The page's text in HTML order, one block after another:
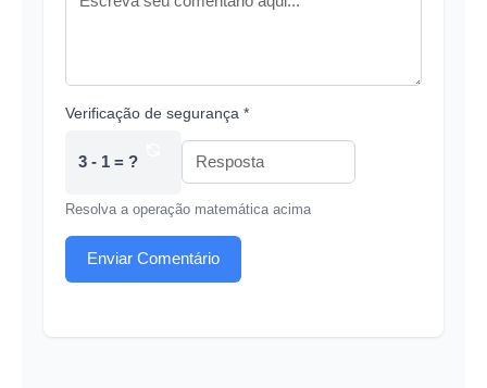
Verificação de segurança *
3 - 1 = ?
Resolva a operação matemática acima
Enviar Comentário